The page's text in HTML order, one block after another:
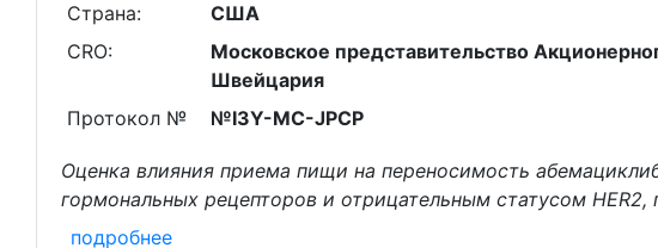
Страна:
США
CRO:
Московское представительство
Швейцария
Протокол №
№I3Y-MC-JPCP
Оценка влияния приема пищи на переносимость
гормональных рецепторов и отрицательным статусом
подробнее